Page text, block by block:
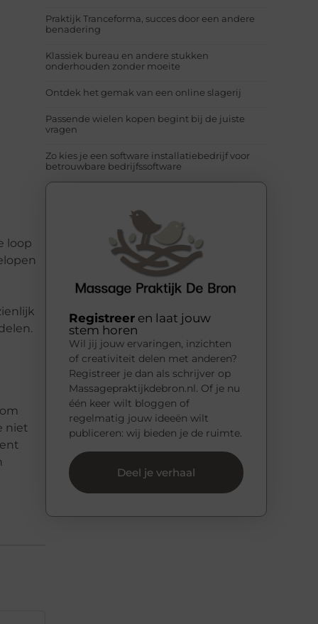
loop
niet
Praktijk Tranceforma, succes door een andere
benadering
Klassiek bureau en andere stukken
onderhouden zonder moeite
Ontdek het gemak van een online slagerij
Passende wielen kopen begint bij de juiste
vragen
Zo kies je een software installatiebedrijf voor
betrouwbare bedrijfssoftware
Registreer en laat jouw
stem horen
Wil jij jouw ervaringen, inzichten
of creativiteit delen met anderen?
Registreer je dan als schrijver op
Massagepraktijkdebron.nl. Of je nu
één keer wilt bloggen of
regelmatig jouw ideeën wilt
publiceren: wij bieden je de ruimte.
Deel je verhaal